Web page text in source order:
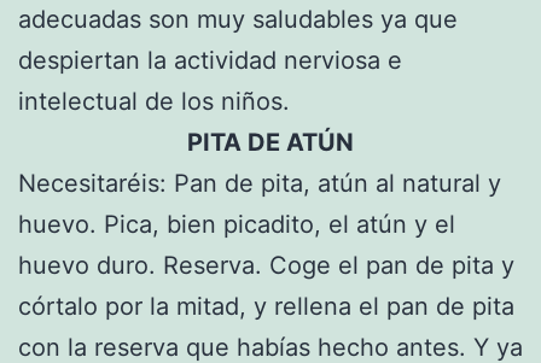
adecuadas son muy saludables ya que
despiertan la actividad nerviosa e
intelectual de los niños.
PITA DE ATÚN
Necesitaréis: Pan de pita, atún al natural y
huevo. Pica, bien picadito, el atún y el
huevo duro. Reserva. Coge el pan de pita y
córtalo por la mitad, y rellena el pan de pita
con la reserva que habías hecho antes. Y ya